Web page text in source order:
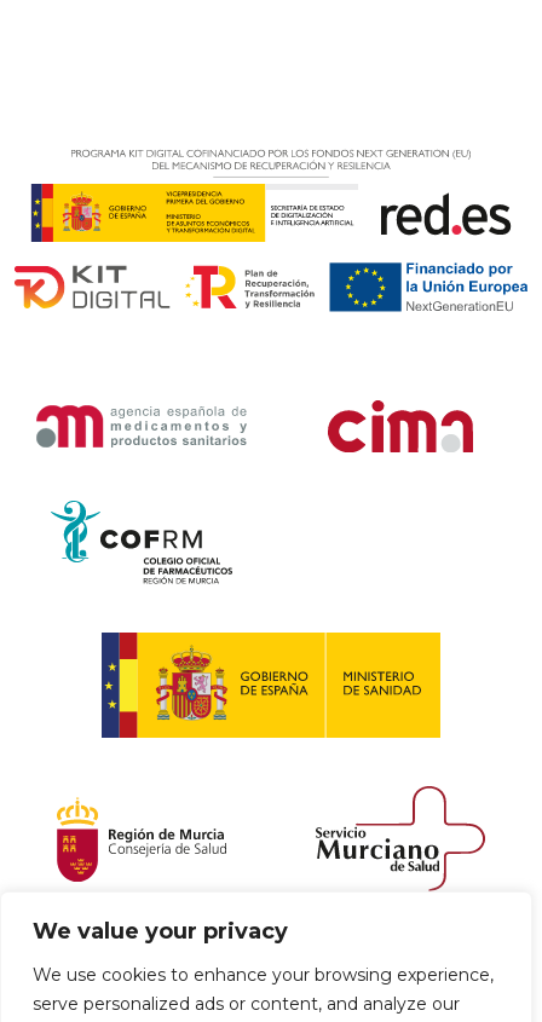
We value your privacy
We use cookies to enhance your browsing experience,
serve personalized ads or content, and analyze our
Política de envío y devoluciones